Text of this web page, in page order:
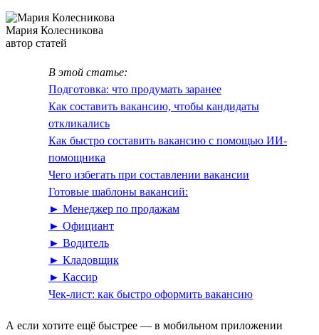
Мария Колесникова
автор статей
В этой статье:
Подготовка: что продумать заранее
Как составить вакансию, чтобы кандидаты
откликались
Как быстро составить вакансию с помощью ИИ-
помощника
Чего избегать при составлении вакансии
Готовые шаблоны вакансий:
► Менеджер по продажам
► Официант
► Водитель
► Кладовщик
► Кассир
Чек-лист: как быстро оформить вакансию
А если хотите ещё быстрее — в мобильном приложении